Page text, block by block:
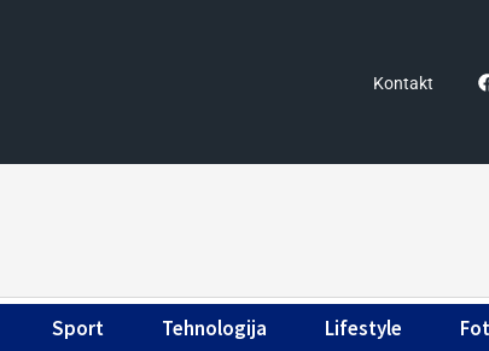
Kontakt
Sport Tehnologija Lifestyle